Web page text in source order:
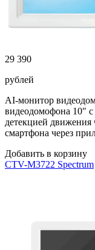
29 390
рублей
AI-монитор
видеодомофона 10″
детекцией
смартфона через
Добавить в корзину
CTV-M3722 Spectrum